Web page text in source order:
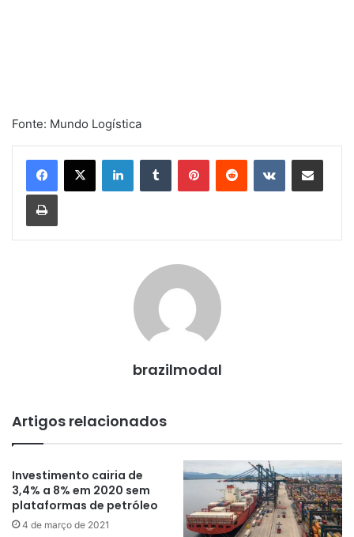
Fonte: Mundo Logística
LinkedinTumblr PinterestReddit VK Compartilhar via e-mail
Imprimir
brazilmodal
Artigos relacionados
Investimento cairia de
3,4% a 8% em 2020 sem
plataformas de petróleo
4 de março de 2021